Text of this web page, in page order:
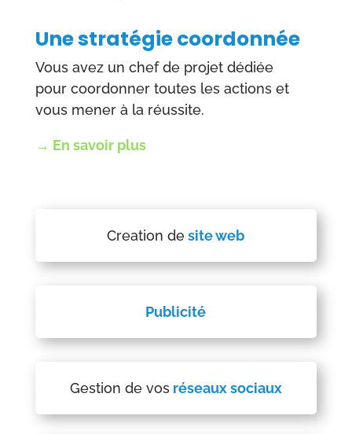
Une stratégie coordonnée
Vous avez un chef de projet dédiée
pour coordonner toutes les actions et
vous mener à la réussite.
→ En savoir plus
Creation desite web
Publicité
Gestion de vosréseaux sociaux